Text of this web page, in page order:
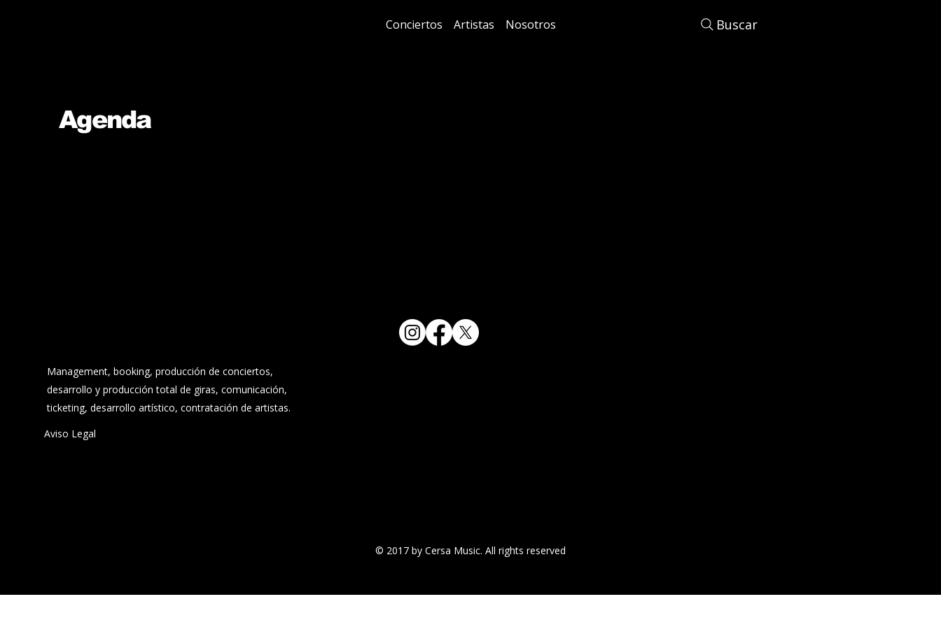
Conciertos Artistas Nosotros Buscar
Agenda
Management, booking, producción de conciertos,
desarrollo y producción total de giras, comunicación,
ticketing, desarrollo artístico, contratación de artistas.
Aviso Legal
© 2017 by Cersa Music. All rights reserved